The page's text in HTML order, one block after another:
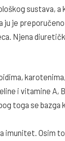
sustava, a
ju je
Njena
i vitamine A,
toga se bazga
imunitet. Osim